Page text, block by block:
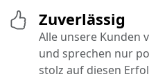
Zuverlässig
Alle unsere Kunden
und sprechen nur
stolz auf diesen